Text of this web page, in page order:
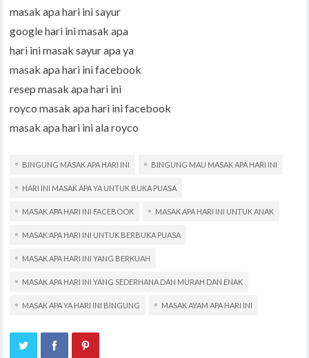
masak apa hari ini sayur
google hari ini masak apa
hari ini masak sayur apa ya
masak apa hari ini facebook
resep masak apa hari ini
royco masak apa hari ini facebook
masak apa hari ini ala royco
BINGUNG MASAK APA HARI INI BINGUNG MAU MASAK APA HARI INI
HARI INI MASAK APA YA UNTUK BUKA PUASA
MASAK APA HARI INI FACEBOOK MASAK APA HARI INI UNTUK ANAK
MASAK APA HARI INI UNTUK BERBUKA PUASA
MASAK APA HARI INI YANG BERKUAH
MASAK APA HARI INI YANG SEDERHANA DAN MURAH DAN ENAK
MASAK APA YA HARI INI BINGUNG MASAK AYAM APA HARI INI